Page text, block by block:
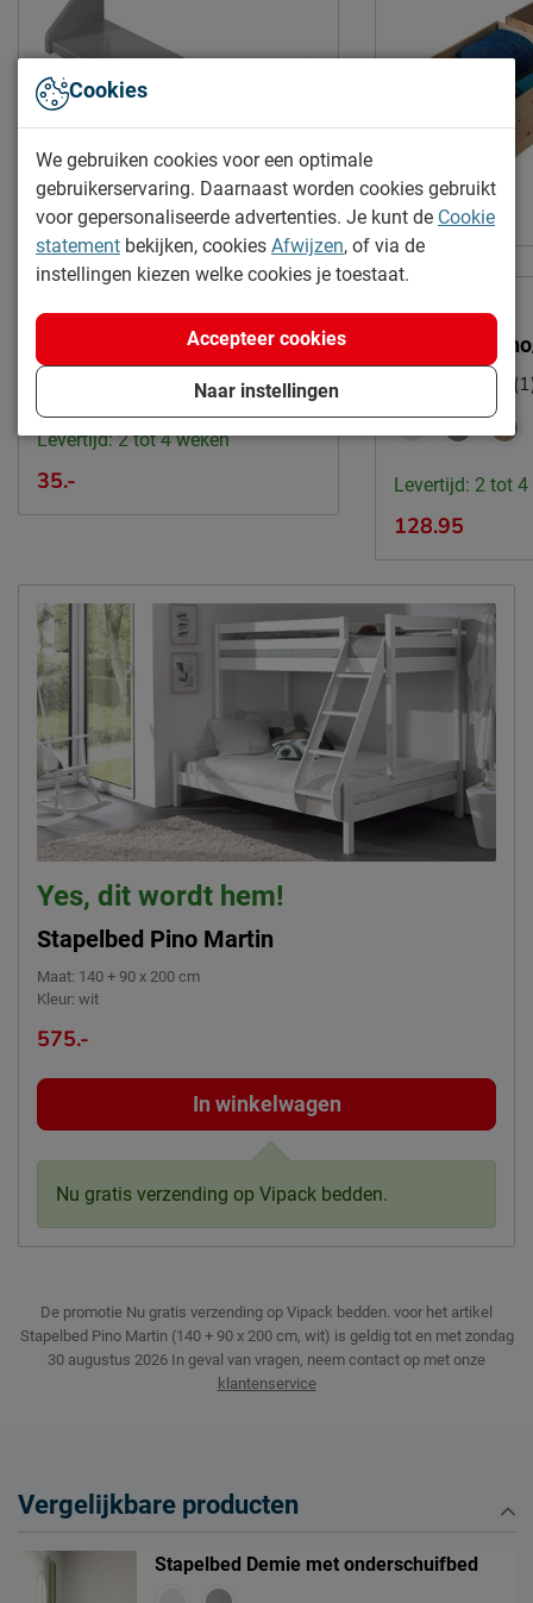
Goed om te weten
Onderhoud
Afnemen met een vochtig
2 jaar garantie volgens CBW
voorwaarden
Montage
niet inbegrepen
Overige
Bovenbed 90x200 en
Onderbed 140x200
Duurzaamheid
Duurzaam
Leveranciersinformatie
Naam Vipack NV
Locatie
Meulebeeksestraat 51,
8710, Wielsbeke, België
Levertijd: 2 tot 4 weken
35.-
Ladenset
Levertijd: 2 tot 4
128.95
Yes, dit wordt hem!
Stapelbed Pino Martin
Maat: 140 + 90 x 200 cm
Kleur: wit
575.-
In winkelwagen
Nu gratis verzending op Vipack bedden.
De promotie Nu gratis verzending op Vipack bedden. voor het artikel
Stapelbed Pino Martin (140 + 90 x 200 cm, wit) is geldig tot en met zondag
30 augustus 2026 In geval van vragen, neem contact op met onze
klantenservice
Vergelijkbare producten
Stapelbed Demie met onderschuifbed
Cookies
We gebruiken cookies voor een optimale
gebruikerservaring. Daarnaast worden cookies gebruikt
voor gepersonaliseerde advertenties. Je kunt de Cookie
statement bekijken, cookies Afwijzen, of via de
instellingen kiezen welke cookies je toestaat.
Naar instellingen
Accepteer cookies